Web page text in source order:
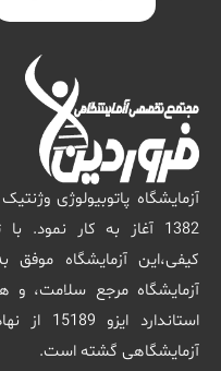
آزمایشگاه پاتوبیولوژی
1382 آغاز به کار
کیفی،این آزمایشگاه موفق
آزمایشگاه مرجع سلامت، و
آزمایشگاهی گشته است.